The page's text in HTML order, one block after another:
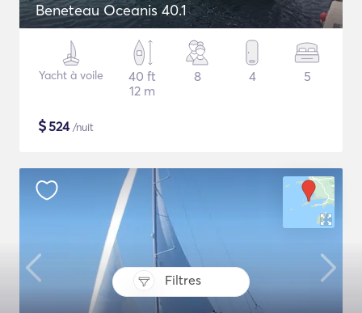
Filtres
Beneteau Oceanis 40.1
Yacht à voile
40 ft
12 m
8 4 5
$524/nuit